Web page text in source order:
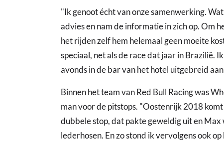
"Ik genoot écht van onze samenwerking.
advies en nam de informatie in zich op. Om
het rijden zelf hem helemaal geen moeite
speciaal, net als de race dat jaar in Brazilië.
avonds in de bar van het hotel uitgebreid
Binnen het team van Red Bull Racing was
man voor de pitstops. "Oostenrijk 2018 komt
dubbele stop, dat pakte geweldig uit en
lederhosen. En zo stond ik vervolgens ook